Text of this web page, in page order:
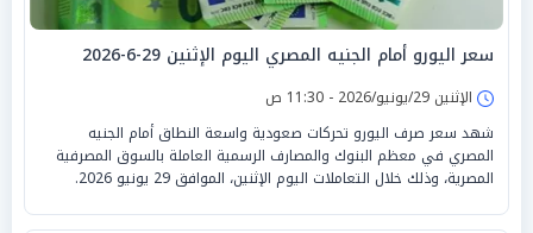
سعر اليورو أمام الجنيه المصري اليوم الإثنين 29-6-2026
الإثنين 29/يونيو/2026 - 11:30 ص
شهد سعر صرف اليورو تحركات صعودية واسعة النطاق أمام الجنيه
المصري في معظم البنوك والمصارف الرسمية العاملة بالسوق المصرفية
المصرية، وذلك خلال التعاملات اليوم الإثنين، الموافق 29 يونيو 2026.